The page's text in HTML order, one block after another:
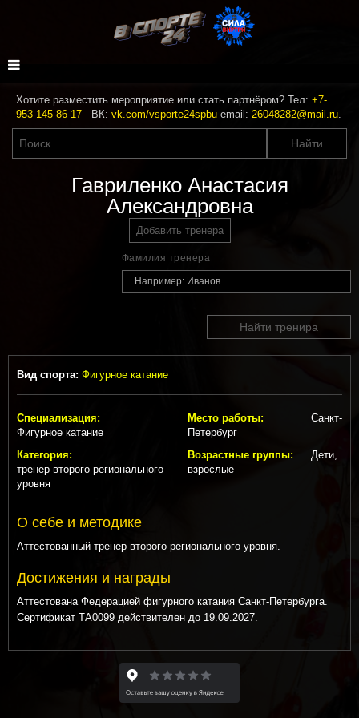
Хотите разместить мероприятие или стать партнёром? Тел: +7-
953-145-86-17 ВК: vk.com/vsporte24spbu email: 26048282@mail.ru.
Гавриленко Анастасия
Александровна
Добавить тренера
Фамилия тренера
Найти тренира
Вид спорта: Фигурное катание
Специализация:
Фигурное катание
Категория:
тренер второго регионального
уровня
Место работы:
Санкт-
Петербург
Возрастные группы:
Дети,
взрослые
О себе и методике
Аттестованный тренер второго регионального уровня.
Достижения и награды
Аттестована Федерацией фигурного катания Санкт-Петербурга.
Сертификат ТА0099 действителен до 19.09.2027.